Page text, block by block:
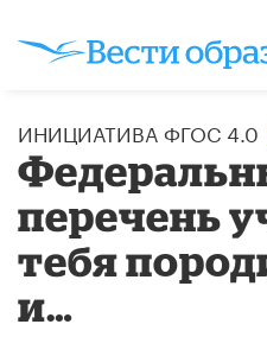
ИНИЦИАТИВА ФГОС 4.0
перечень
тебя
и…